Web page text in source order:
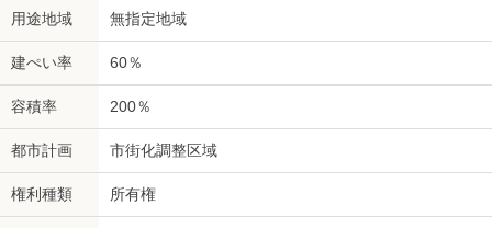
用途地域 無指定地域
建ぺい率 60％
容積率 200％
都市計画 市街化調整区域
権利種類 所有権